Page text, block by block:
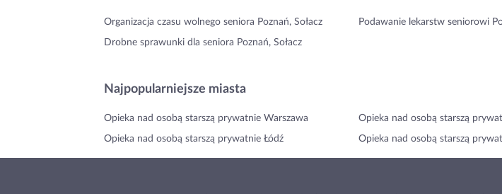
Organizacja czasu wolnego seniora Poznań, Sołacz Podawanie lekarstw seniorowi
Drobne sprawunki dla seniora Poznań, Sołacz
Najpopularniejsze miasta
Opieka nad osobą starszą prywatnie Warszawa Opieka nad osobą starszą
Opieka nad osobą starszą prywatnie Łódź Opieka nad osobą starszą